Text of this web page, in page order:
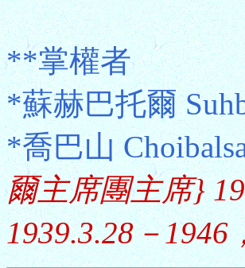
**掌權者
*蘇赫巴托爾
*喬巴山
爾主席團主席}
1939.3.28－